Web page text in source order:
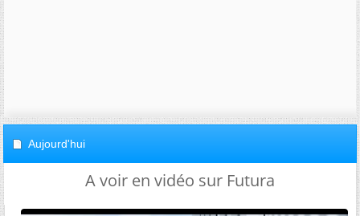
Aujourd'hui
A voir en vidéo sur Futura